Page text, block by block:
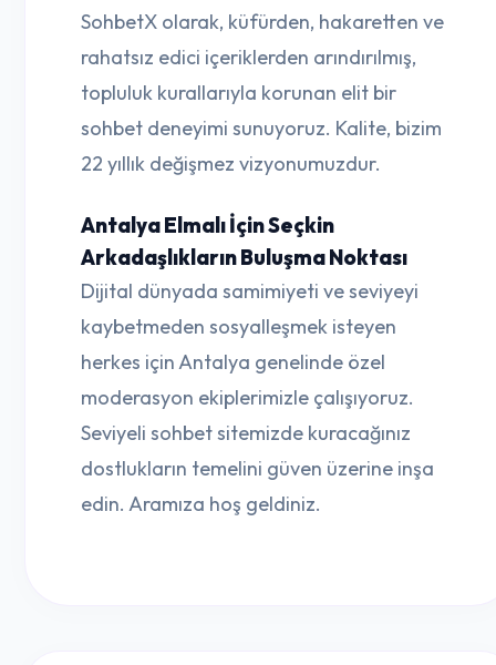
SohbetX olarak, küfürden, hakaretten ve
rahatsız edici içeriklerden arındırılmış,
topluluk kurallarıyla korunan elit bir
sohbet deneyimi sunuyoruz. Kalite, bizim
22 yıllık değişmez vizyonumuzdur.
Antalya Elmalı İçin Seçkin
Arkadaşlıkların Buluşma Noktası
Dijital dünyada samimiyeti ve seviyeyi
kaybetmeden sosyalleşmek isteyen
herkes için Antalya genelinde özel
moderasyon ekiplerimizle çalışıyoruz.
Seviyeli sohbet sitemizde kuracağınız
dostlukların temelini güven üzerine inşa
edin. Aramıza hoş geldiniz.